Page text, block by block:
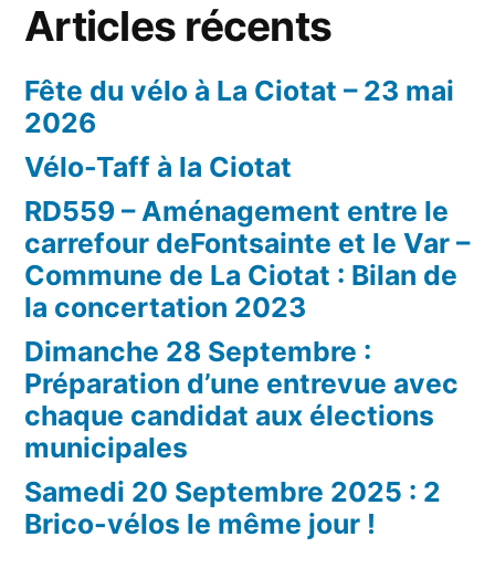
Articles récents
Fête du vélo à La Ciotat – 23 mai
2026
Vélo-Taff à la Ciotat
RD559 – Aménagement entre le
carrefour deFontsainte et le Var –
Commune de La Ciotat : Bilan de
la concertation 2023
Dimanche 28 Septembre :
Préparation d’une entrevue avec
chaque candidat aux élections
municipales
Samedi 20 Septembre 2025 : 2
Brico-vélos le même jour !